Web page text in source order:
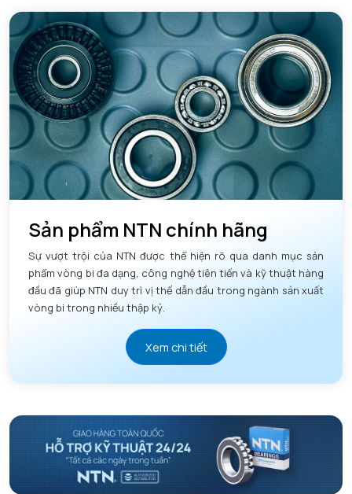
Sản phẩm NTN chính hãng
Sự vượt trội của NTN được thể hiện rõ qua danh mục sản
phẩm vòng bi đa dạng, công nghệ tiên tiến và kỹ thuật hàng
đầu đã giúp NTN duy trì vị thế dẫn đầu trong ngành sản xuất
vòng bi trong nhiều thập kỷ.
Xem chi tiết